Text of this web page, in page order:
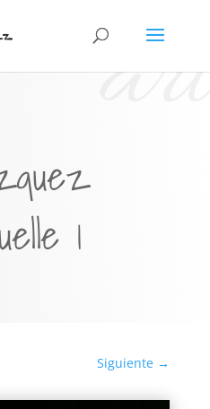
art
1
Siguiente →